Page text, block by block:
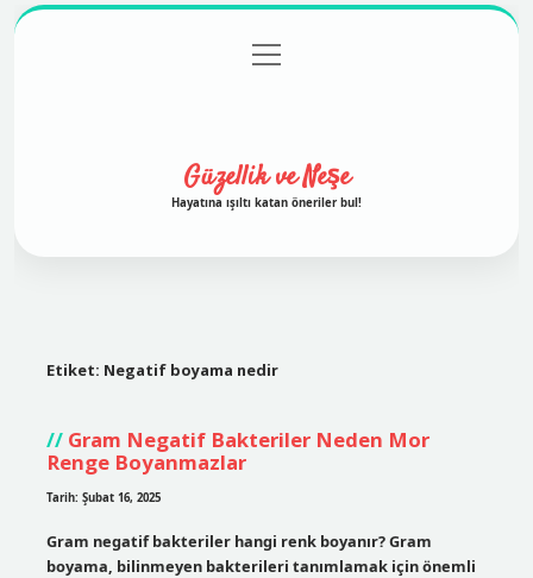
Gizlilik Politikası
menüyü
aç
Güzellik ve Neşe
Hayatına ışıltı katan öneriler bul!
Etiket: Negatif boyama nedir
Gram Negatif Bakteriler Neden Mor
Renge Boyanmazlar
Tarih: Şubat 16, 2025
Gram negatif bakteriler hangi renk boyanır? Gram
boyama, bilinmeyen bakterileri tanımlamak için önemli